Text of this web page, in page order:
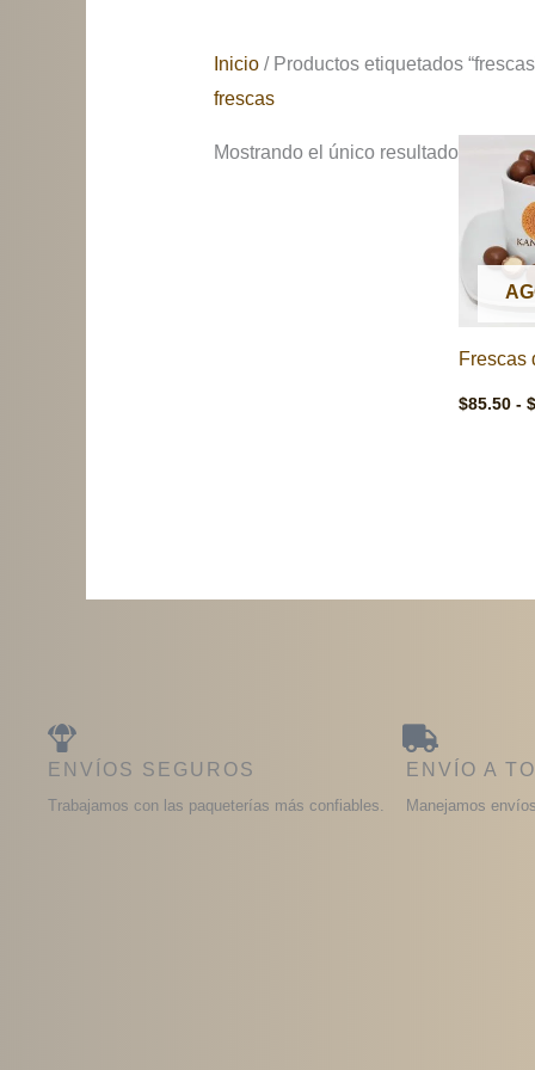
Inicio/ Productos etiquetados
frescas
Mostrando el único resultado
Frescas
$85.50 - $
ENVÍOS SEGUROS
Trabajamos con las paqueterías más confiables.
ENVÍO A
Manejamos